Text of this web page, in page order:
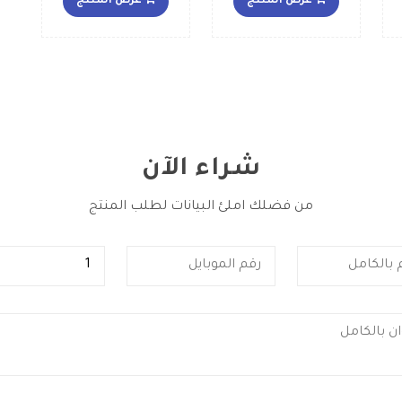
شراء الآن
من فضلك املئ البيانات لطلب المنتج